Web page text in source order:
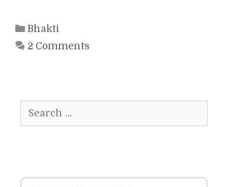
Categories
Bhakti
2 Comments
for: